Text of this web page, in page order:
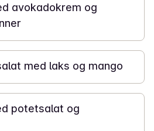
avokadokrem og
med laks og mango
potetsalat og